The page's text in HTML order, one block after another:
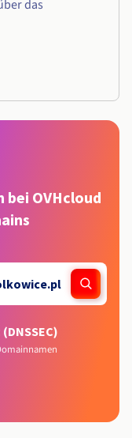
das
bei OVHcloud